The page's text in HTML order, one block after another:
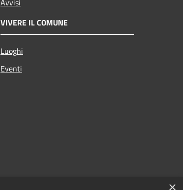
VIVERE IL COMUNE
Luoghi
Eventi